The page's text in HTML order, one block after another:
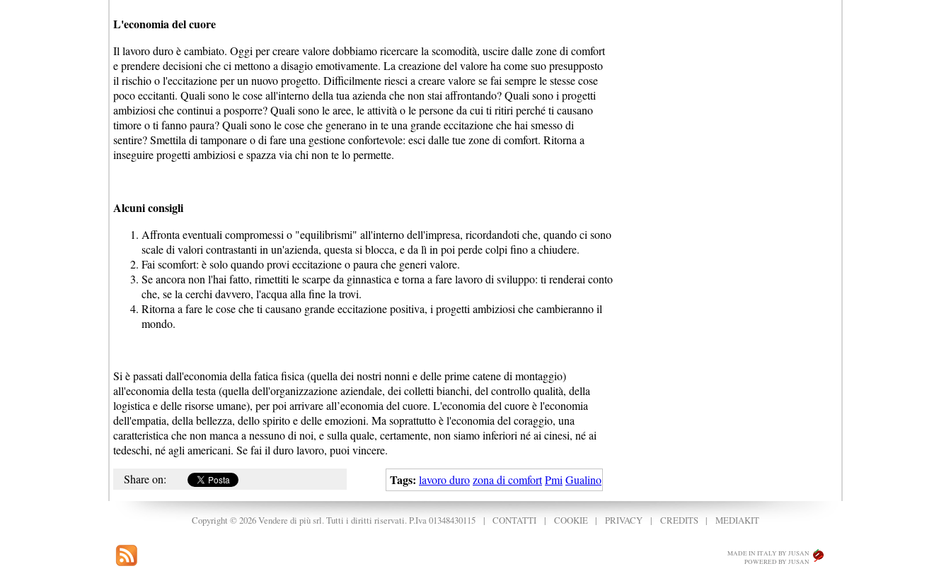
L'economia del cuore
Il lavoro duro è cambiato. Oggi per creare valore dobbiamo ricercare la scomodità, uscire dalle zone di comfort
e prendere decisioni che ci mettono a disagio emotivamente. La creazione del valore ha come suo presupposto
il rischio o l'eccitazione per un nuovo progetto. Difficilmente riesci a creare valore se fai sempre le stesse cose
poco eccitanti. Quali sono le cose all'interno della tua azienda che non stai affrontando? Quali sono i progetti
ambiziosi che continui a posporre? Quali sono le aree, le attività o le persone da cui ti ritiri perché ti causano
timore o ti fanno paura? Quali sono le cose che generano in te una grande eccitazione che hai smesso di
sentire? Smettila di tamponare o di fare una gestione confortevole: esci dalle tue zone di comfort. Ritorna a
inseguire progetti ambiziosi e spazza via chi non te lo permette.
Alcuni consigli
Affronta eventuali compromessi o "equilibrismi" all'interno dell'impresa, ricordandoti che, quando ci sono
scale di valori contrastanti in un'azienda, questa si blocca, e da lì in poi perde colpi fino a chiudere.
Fai scomfort: è solo quando provi eccitazione o paura che generi valore.
Se ancora non l'hai fatto, rimettiti le scarpe da ginnastica e torna a fare lavoro di sviluppo: ti renderai conto
che, se la cerchi davvero, l'acqua alla fine la trovi.
Ritorna a fare le cose che ti causano grande eccitazione positiva, i progetti ambiziosi che cambieranno il
mondo.
Si è passati dall'economia della fatica fisica (quella dei nostri nonni e delle prime catene di montaggio)
all'economia della testa (quella dell'organizzazione aziendale, dei colletti bianchi, del controllo qualità, della
logistica e delle risorse umane), per poi arrivare all’economia del cuore. L'economia del cuore è l'economia
dell'empatia, della bellezza, dello spirito e delle emozioni. Ma soprattutto è l'economia del coraggio, una
caratteristica che non manca a nessuno di noi, e sulla quale, certamente, non siamo inferiori né ai cinesi, né ai
tedeschi, né agli americani. Se fai il duro lavoro, puoi vincere.
Tags: lavoro durozona di comfortPmi Gualino
Share on:
Copyright © 2026 Vendere di più srl. Tutti i diritti riservati. P.Iva 01348430115 |CONTATTI | COOKIE|PRIVACY | CREDITS| MEDIAKIT
MADE IN ITALY BY JUSAN
POWERED BY JUSAN